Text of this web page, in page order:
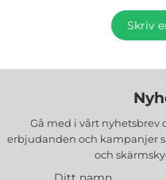
Skriv
Gå med i vårt nyhetsbrev
erbjudanden och kampanjer
och